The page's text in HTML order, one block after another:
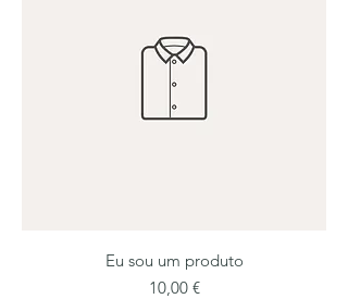
Eu sou um produto
Preço
10,00 €